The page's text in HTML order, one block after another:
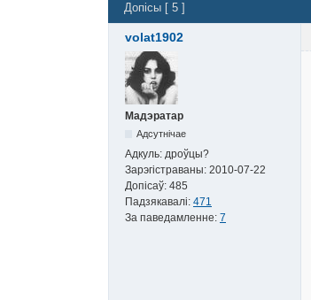
Допісы [ 5 ]
volat1902
Мадэратар
Адсутнічае
Адкуль: дроўцы?
Зарэгістраваны: 2010-07-22
Допісаў: 485
Падзякавалі: 471
За паведамленне: 7